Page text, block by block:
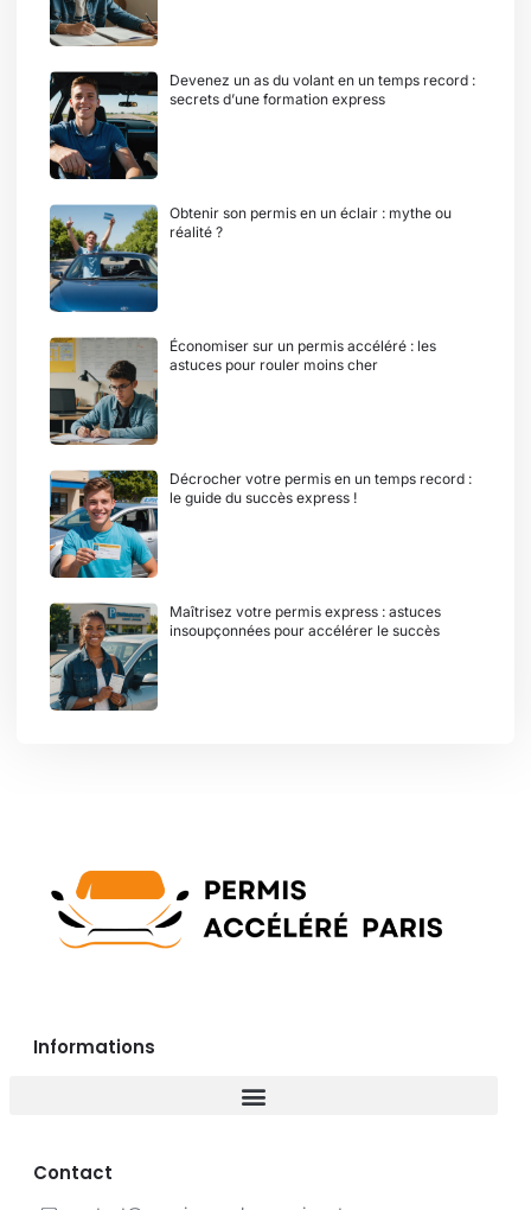
Devenez un as du volant en un temps record :
secrets d’une formation express
Obtenir son permis en un éclair : mythe ou
réalité ?
Économiser sur un permis accéléré : les
astuces pour rouler moins cher
Décrocher votre permis en un temps record :
le guide du succès express !
Maîtrisez votre permis express : astuces
insoupçonnées pour accélérer le succès
Informations
Contact